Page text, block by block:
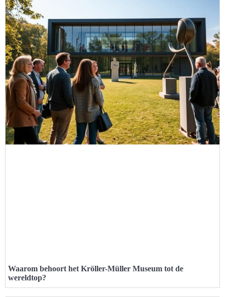
Waarom behoort het Kröller-Müller Museum tot de
wereldtop?